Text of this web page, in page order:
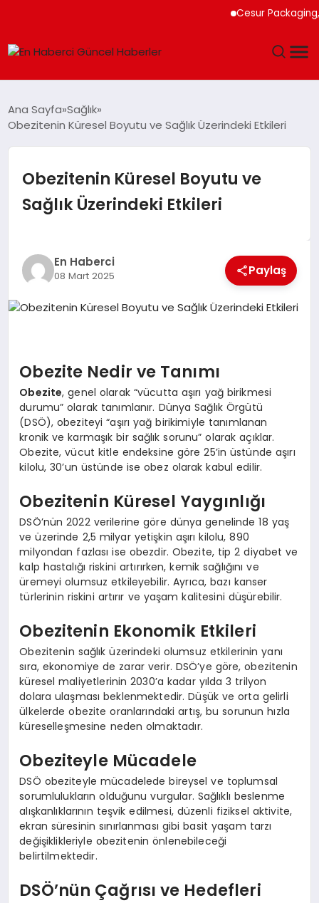
Cesur Packaging,
SAĞLIK
TEKNOLOJI
DÜNYA
SIYASET
Ana Sayfa Sağlık
Obezitenin Küresel Boyutu ve Sağlık Üzerindeki Etkileri
Obezitenin Küresel Boyutu ve
Sağlık Üzerindeki Etkileri
En Haberci
08 Mart 2025 Paylaş
Obezite Nedir ve Tanımı
Obezite, genel olarak “vücutta aşırı yağ birikmesi
durumu” olarak tanımlanır. Dünya Sağlık Örgütü
(DSÖ), obeziteyi “aşırı yağ birikimiyle tanımlanan
kronik ve karmaşık bir sağlık sorunu” olarak açıklar.
Obezite, vücut kitle endeksine göre 25’in üstünde aşırı
kilolu, 30’un üstünde ise obez olarak kabul edilir.
Obezitenin Küresel Yaygınlığı
DSÖ’nün 2022 verilerine göre dünya genelinde 18 yaş
ve üzerinde 2,5 milyar yetişkin aşırı kilolu, 890
milyondan fazlası ise obezdir. Obezite, tip 2 diyabet ve
kalp hastalığı riskini artırırken, kemik sağlığını ve
üremeyi olumsuz etkileyebilir. Ayrıca, bazı kanser
türlerinin riskini artırır ve yaşam kalitesini düşürebilir.
Obezitenin Ekonomik Etkileri
Obezitenin sağlık üzerindeki olumsuz etkilerinin yanı
sıra, ekonomiye de zarar verir. DSÖ’ye göre, obezitenin
küresel maliyetlerinin 2030’a kadar yılda 3 trilyon
dolara ulaşması beklenmektedir. Düşük ve orta gelirli
ülkelerde obezite oranlarındaki artış, bu sorunun hızla
küreselleşmesine neden olmaktadır.
Obeziteyle Mücadele
DSÖ obeziteyle mücadelede bireysel ve toplumsal
sorumlulukların olduğunu vurgular. Sağlıklı beslenme
alışkanlıklarının teşvik edilmesi, düzenli fiziksel aktivite,
ekran süresinin sınırlanması gibi basit yaşam tarzı
değişiklikleriyle obezitenin önlenebileceği
belirtilmektedir.
DSÖ’nün Çağrısı ve Hedefleri